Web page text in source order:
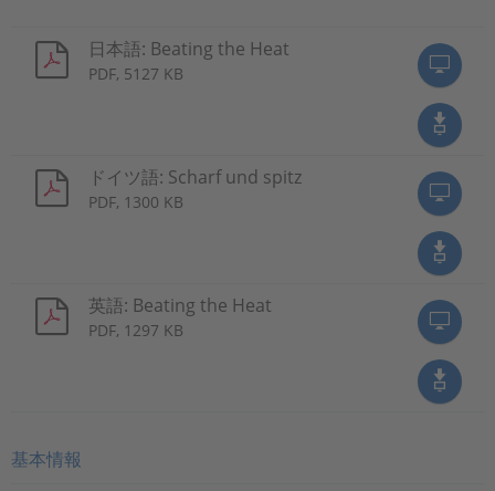
日本語: Beating the Heat
PDF, 5127 KB
ドイツ語: Scharf und spitz
PDF, 1300 KB
英語: Beating the Heat
PDF, 1297 KB
基本情報